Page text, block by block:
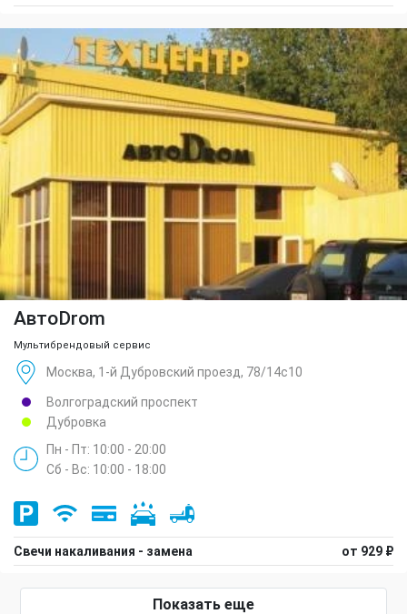
АвтоDrom
Мультибрендовый сервис
Москва, 1-й Дубровский проезд, 78/14с10
Волгоградский проспект
Дубровка
Пн - Пт: 10:00 - 20:00
Сб - Вс: 10:00 - 18:00
Свечи накаливания - замена от 929 ₽
Показать еще